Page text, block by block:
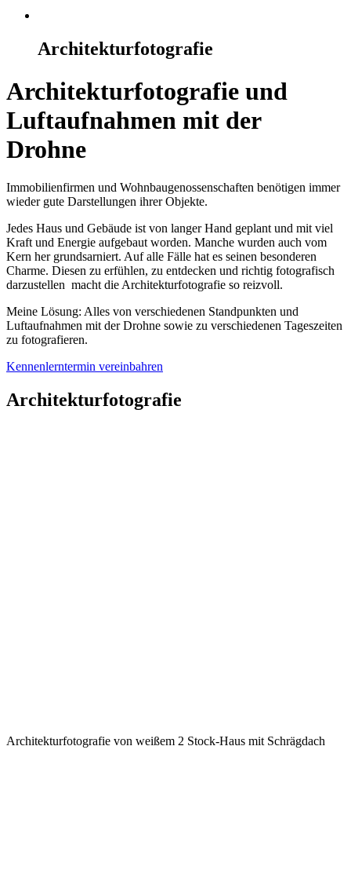
Architekturfotografie
Architekturfotografie und
Luftaufnahmen mit der
Drohne
Immobilienfirmen und Wohnbaugenossenschaften benötigen immer
wieder gute Darstellungen ihrer Objekte.
Jedes Haus und Gebäude ist von langer Hand geplant und mit viel
Kraft und Energie aufgebaut worden. Manche wurden auch vom
Kern her grundsarniert. Auf alle Fälle hat es seinen besonderen
Charme. Diesen zu erfühlen, zu entdecken und richtig fotografisch
darzustellen macht die Architekturfotografie so reizvoll.
Meine Lösung: Alles von verschiedenen Standpunkten und
Luftaufnahmen mit der Drohne sowie zu verschiedenen Tageszeiten
zu fotografieren.
Kennenlerntermin vereinbahren
Architekturfotografie
Architekturfotografie von weißem 2 Stock-Haus mit Schrägdach